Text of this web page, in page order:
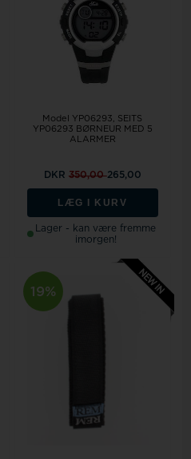
Model YP06293
SEITS
YP06293 BØRNEUR MED 5
ALARMER
DKR 350,00265,00
LÆG I KURV
Lager - kan være fremme
imorgen!
19%